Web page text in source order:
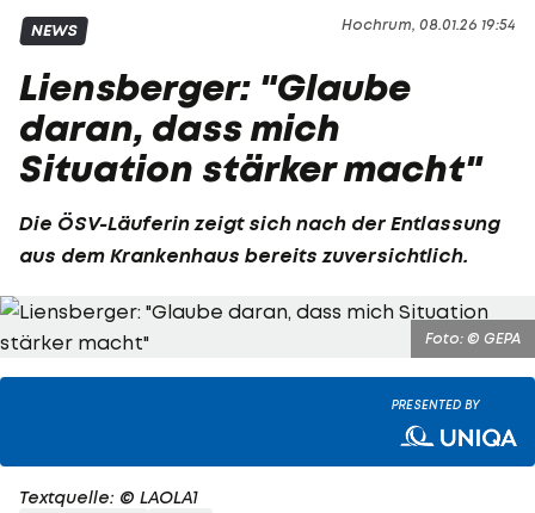
Hochrum, 08.01.26 19:54
NEWS
Liensberger: "Glaube
daran, dass mich
Situation stärker macht"
Die ÖSV-Läuferin zeigt sich nach der Entlassung
aus dem Krankenhaus bereits zuversichtlich.
Foto: © GEPA
PRESENTED BY
Textquelle: © LAOLA1